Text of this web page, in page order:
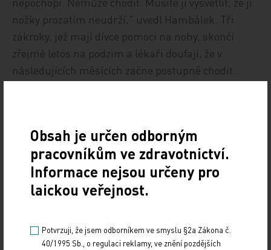
nožky prozatím neudrží," uvedl Hambálek. Tři
zákroky, jež mají dívce pomoci na nohy, skončí
zřejmě letos na podzim a lékaři doufají, že v
následujících měsících začne postupně chodit.
ČTK
Zdroj: ČTK
Z MEDICÍNY
Sdílejte článek
Obsah je určen odborným
pracovníkům ve zdravotnictví.
Informace nejsou určeny pro
laickou veřejnost.
Potvrzuji, že jsem odborníkem ve smyslu §2a Zákona č.
40/1995 Sb., o regulaci reklamy, ve znění pozdějších